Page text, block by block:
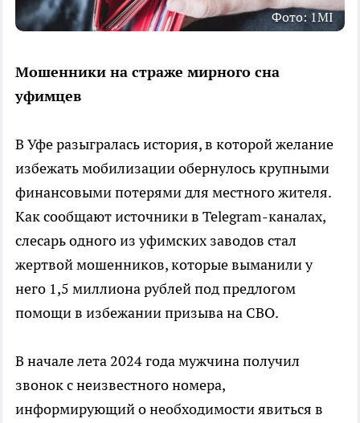
Фото: 1MI
Мошенники на страже мирного сна
уфимцев
В Уфе разыгралась история, в которой желание
избежать мобилизации обернулось крупными
финансовыми потерями для местного жителя.
Как сообщают источники в Telegram-каналах,
слесарь одного из уфимских заводов стал
жертвой мошенников, которые выманили у
него 1,5 миллиона рублей под предлогом
помощи в избежании призыва на СВО.
В начале лета 2024 года мужчина получил
звонок с неизвестного номера,
информирующий о необходимости явиться в